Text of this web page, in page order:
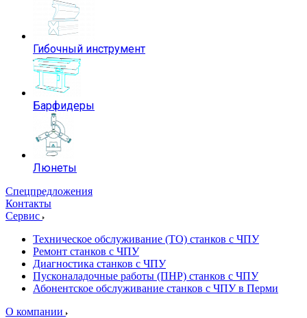
Гибочный инструмент
Барфидеры
Люнеты
Спецпредложения
Контакты
Сервис
Техническое обслуживание (ТО) станков с ЧПУ
Ремонт станков с ЧПУ
Диагностика станков с ЧПУ
Пусконаладочные работы (ПНР) станков с ЧПУ
Абонентское обслуживание станков с ЧПУ в Перми
О компании